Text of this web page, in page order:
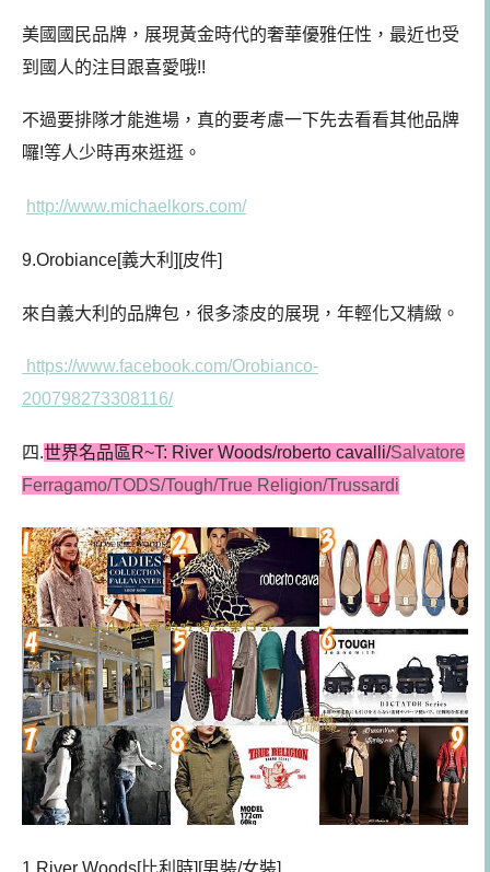
美國國民品牌，展現黃金時代的奢華優雅任性，最近也受
到國人的注目跟喜愛哦!!
不過要排隊才能進場，真的要考慮一下先去看看其他品牌
囉!等人少時再來逛逛。
http://www.michaelkors.com/
9.Orobiance[義大利][皮件]
來自義大利的品牌包，很多漆皮的展現，年輕化又精緻。
https://www.facebook.com/Orobianco-
200798273308116/
四.世界名品區R~T: River Woods/roberto cavalli/Salvatore
Ferragamo/TODS/Tough/True Religion/Trussardi